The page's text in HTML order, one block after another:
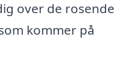
over de rosende
kommer på